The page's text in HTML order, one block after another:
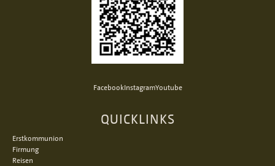
FacebookInstagramYoutube
QUICKLINKS
Erstkommunion
Firmung
Reisen